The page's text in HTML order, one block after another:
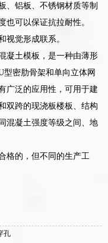
、铝板、不锈钢材质等制
也可以保证抗拉耐性。
视觉形成联系。
凝土模板，是一种由薄形
型密肋骨架和单向立体网
广泛的应用性，可用于建
双跨的现浇板楼板、结构
混凝土强度等级之间、地
格的，但不同的生产工
孔